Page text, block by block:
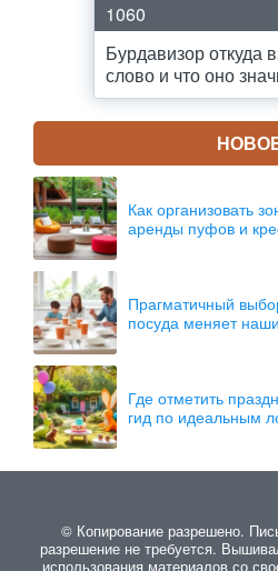
1060
Бурдавизор откуда
слово и что оно
Как организовать
аренды пуфов и
Прагматичный
посуда меняет
Где отметить
гид по идеальным
© Копирование разрешено.
разрешение не требуется.
использования материалов со